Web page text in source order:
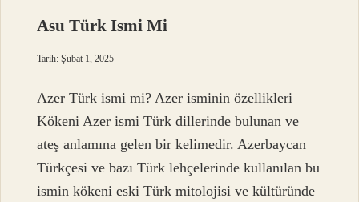
Asu Türk Ismi Mi
Tarih: Şubat 1, 2025
Azer Türk ismi mi? Azer isminin özellikleri –
Kökeni Azer ismi Türk dillerinde bulunan ve
ateş anlamına gelen bir kelimedir. Azerbaycan
Türkçesi ve bazı Türk lehçelerinde kullanılan bu
ismin kökeni eski Türk mitolojisi ve kültüründe